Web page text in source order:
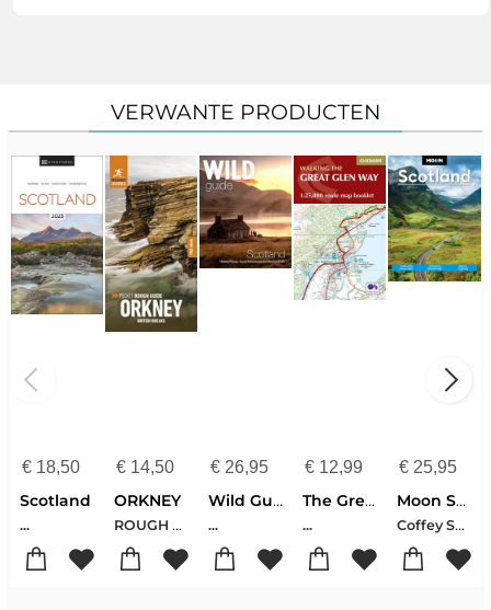
VERWANTE PRODUCTEN
€18,50
Scotland
...
€14,50
ORKNEY
ROUGH GUIDE POCKET
€ 26,95
Wild Guide Scotland
...
€ 12,99
The Great Glen Way: Route Map Booklet
...
€ 25,95
Moon Scotland
Coffey Sally